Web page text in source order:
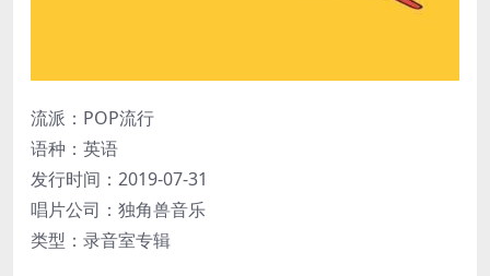
流派：POP流行
语种：英语
发行时间：2019-07-31
唱片公司：独角兽音乐
类型：录音室专辑